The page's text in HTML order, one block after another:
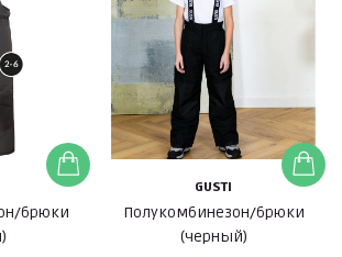
брюки
GUSTI
Полукомбинезон/брюки
(черный)